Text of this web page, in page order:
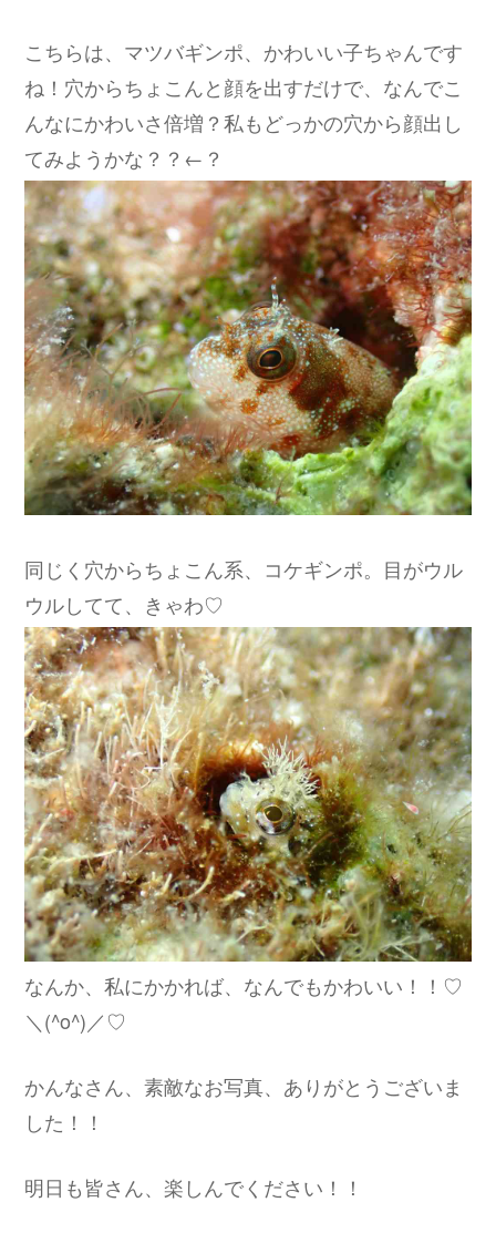
こちらは、マツバギンポ、かわいい子ちゃんです
ね！穴からちょこんと顔を出すだけで、なんでこ
んなにかわいさ倍増？私もどっかの穴から顔出し
てみようかな？？←？
同じく穴からちょこん系、コケギンポ。目がウル
ウルしてて、きゃわ♡
なんか、私にかかれば、なんでもかわいい！！♡
＼(^o^)／♡
かんなさん、素敵なお写真、ありがとうございま
した！！
明日も皆さん、楽しんでください！！